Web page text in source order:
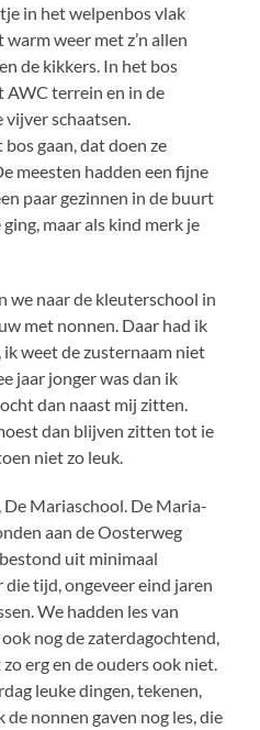
in het welpenbos vlak
warm weer met z’n allen
de kikkers. In het bos
terrein en in de
vijver schaatsen.
gaan, dat doen ze
meesten hadden een fijne
paar gezinnen in de buurt
maar als kind merk je
we naar de kleuterschool in
met nonnen. Daar had ik
ik weet de zusternaam niet
jaar jonger was dan ik
dan naast mij zitten.
dan blijven zitten tot ie
niet zo leuk.
De Mariaschool. De Maria-
aan de Oosterweg
uit minimaal
tijd, ongeveer eind jaren
We hadden les van
nog de zaterdagochtend,
erg en de ouders ook niet.
leuke dingen, tekenen,
de nonnen gaven nog les, die